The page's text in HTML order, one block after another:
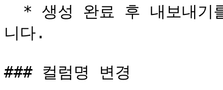
니다.
### 컬럼명 변경